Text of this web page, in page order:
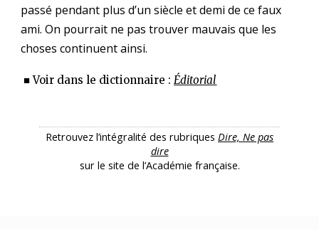
passé pendant plus d’un siècle et demi de ce faux
ami. On pourrait ne pas trouver mauvais que les
choses continuent ainsi.
■ Voir dans le dictionnaire :Éditorial
Retrouvez l’intégralité des rubriques Dire, Ne pas
dire
sur le site de l’Académie française.